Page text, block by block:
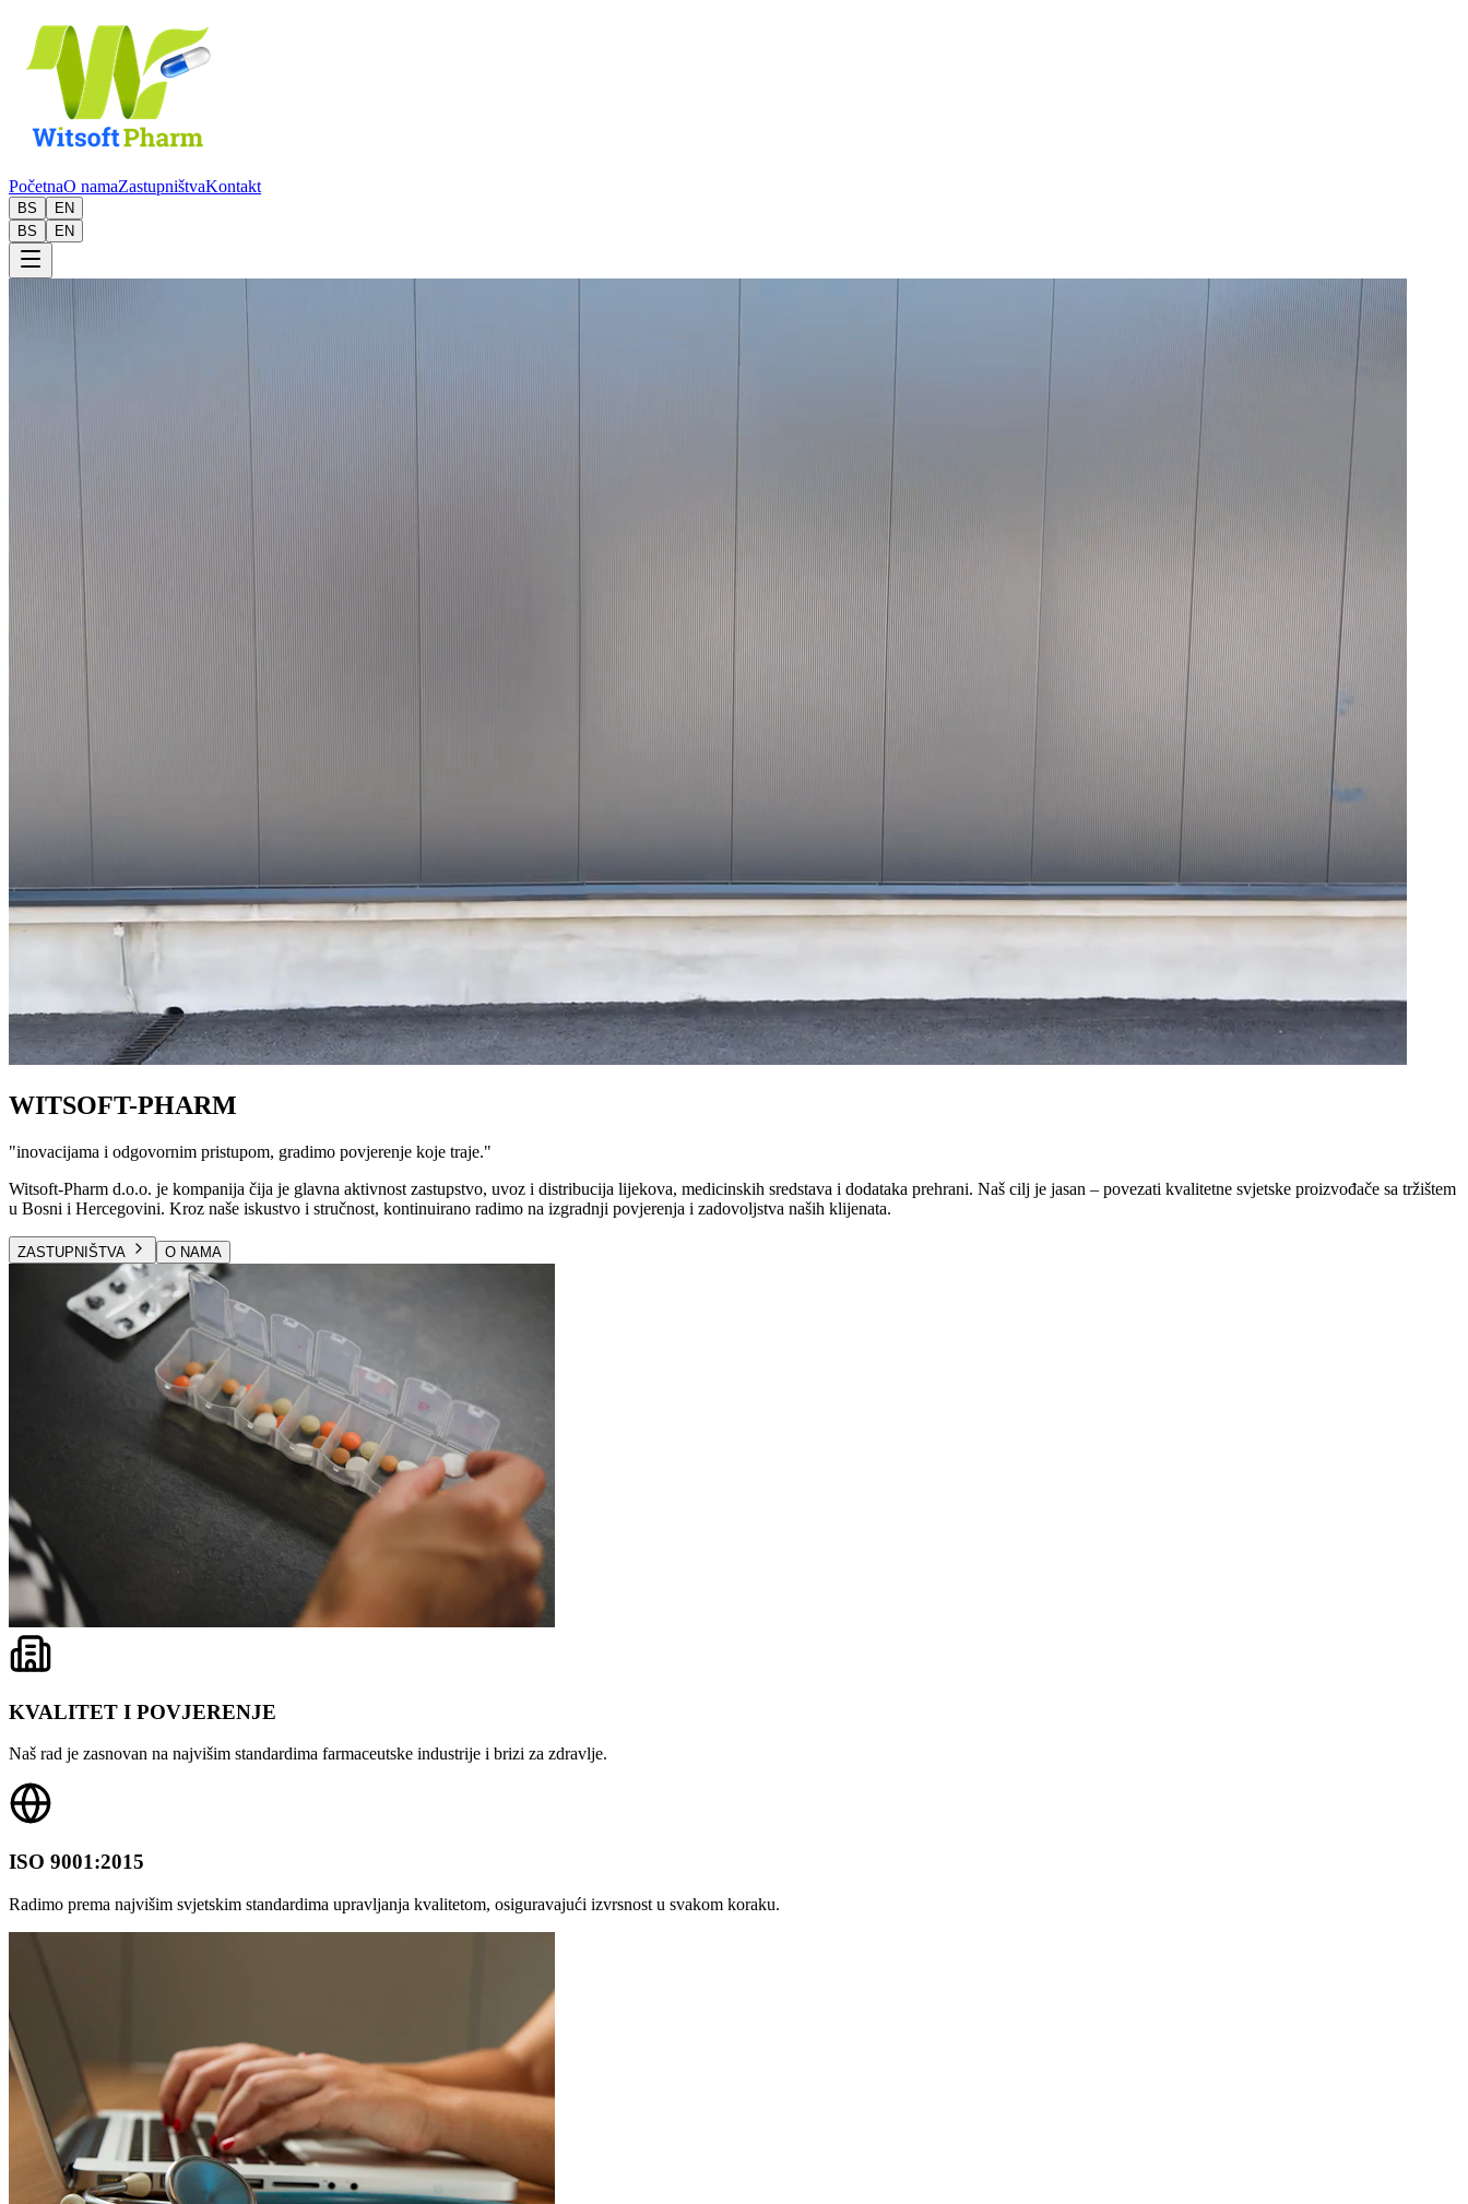
PočetnaO namaZastupništvaKontakt
BS
EN
BS
EN
WITSOFT-PHARM
"inovacijama i odgovornim pristupom, gradimo povjerenje koje traje."
Witsoft-Pharm d.o.o. je kompanija čija je glavna aktivnost zastupstvo, uvoz i distribucija lijekova, medicinskih sredstava i dodataka prehrani. Naš cilj je jasan – povezati kvalitetne svjetske proizvođače sa tržištem
u Bosni i Hercegovini. Kroz naše iskustvo i stručnost, kontinuirano radimo na izgradnji povjerenja i zadovoljstva naših klijenata.
ZASTUPNIŠTVA O NAMA
KVALITET I POVJERENJE
Naš rad je zasnovan na najvišim standardima farmaceutske industrije i brizi za zdravlje.
ISO 9001:2015
Radimo prema najvišim svjetskim standardima upravljanja kvalitetom, osiguravajući izvrsnost u svakom koraku.